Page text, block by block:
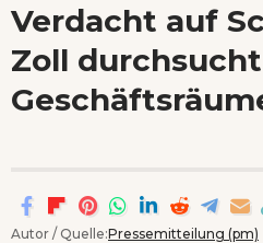
Verdacht auf
Zoll
Autor / Quelle:Pressemitteilung (pm)